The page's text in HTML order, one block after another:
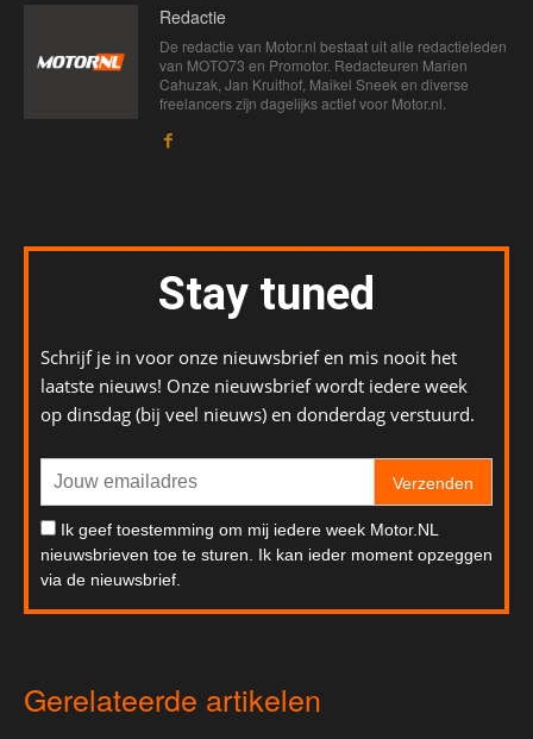
Redactie
De redactie van Motor.nl bestaat uit alle redactieleden
van MOTO73 en Promotor. Redacteuren Marien
Cahuzak, Jan Kruithof, Maikel Sneek en diverse
freelancers zijn dagelijks actief voor Motor.nl.
Stay tuned
Schrijf je in voor onze nieuwsbrief en mis nooit het
laatste nieuws! Onze nieuwsbrief wordt iedere week
op dinsdag (bij veel nieuws) en donderdag verstuurd.
Verzenden
Ik geef toestemming om mij iedere week Motor.NL
nieuwsbrieven toe te sturen. Ik kan ieder moment opzeggen
via de nieuwsbrief.
Gerelateerde artikelen